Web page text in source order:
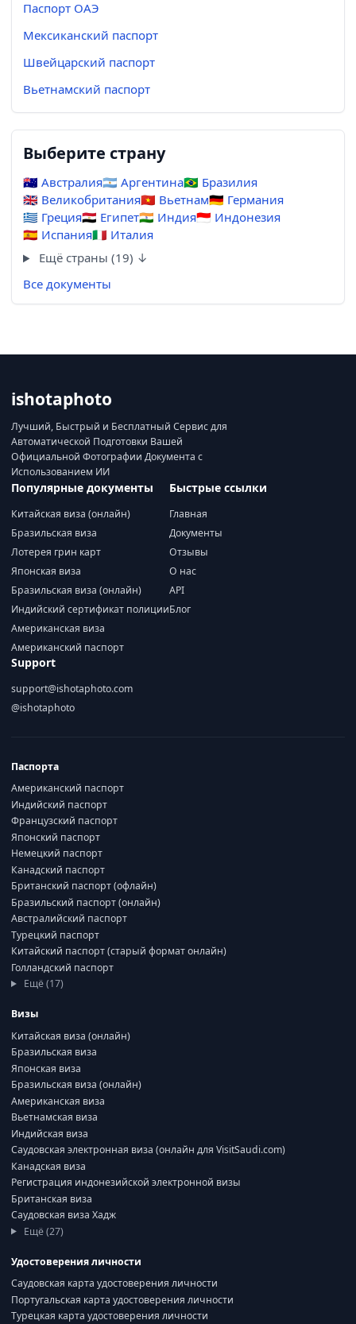
Паспорт ОАЭ
Мексиканский паспорт
Швейцарский паспорт
Вьетнамский паспорт
Выберите страну
🇦🇺 Австралия🇦🇷 Аргентина🇧🇷 Бразилия
🇬🇧 Великобритания🇻🇳 Вьетнам🇩🇪 Германия
🇬🇷 Греция🇪🇬 Египет🇮🇳 Индия🇮🇩 Индонезия
🇪🇸 Испания🇮🇹 Италия
Ещё страны (19) ↓
Все документы
ishotaphoto
Лучший, Быстрый и Бесплатный Сервис для
Автоматической Подготовки Вашей
Официальной Фотографии Документа с
Использованием ИИ
Популярные документы
Китайская виза (онлайн)
Бразильская виза
Лотерея грин карт
Японская виза
Бразильская виза (онлайн)
Индийский сертификат полиции
Американская виза
Американский паспорт
Быстрые ссылки
Главная
Документы
Отзывы
О нас
API
Блог
Support
support@ishotaphoto.com
@ishotaphoto
Паспорта
Американский паспорт
Индийский паспорт
Французский паспорт
Японский паспорт
Немецкий паспорт
Канадский паспорт
Британский паспорт (офлайн)
Бразильский паспорт (онлайн)
Австралийский паспорт
Турецкий паспорт
Китайский паспорт (старый формат онлайн)
Голландский паспорт
Ещё (17)
Визы
Китайская виза (онлайн)
Бразильская виза
Японская виза
Бразильская виза (онлайн)
Американская виза
Вьетнамская виза
Индийская виза
Саудовская электронная виза (онлайн для VisitSaudi.com)
Канадская виза
Регистрация индонезийской электронной визы
Британская виза
Саудовская виза Хадж
Ещё (27)
Удостоверения личности
Саудовская карта удостоверения личности
Португальская карта удостоверения личности
Турецкая карта удостоверения личности